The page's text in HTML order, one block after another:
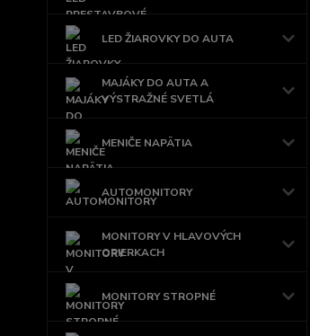
LED ŽIAROVKY DO AUTA
MAJÁKY DO AUTA A
VÝSTRAŽNÉ SVETLÁ
MENIČE NAPÄTIA
AUTOMONITORY
MONITORY V HLAVOVÝCH
OPIERKACH
MONITORY STROPNÉ